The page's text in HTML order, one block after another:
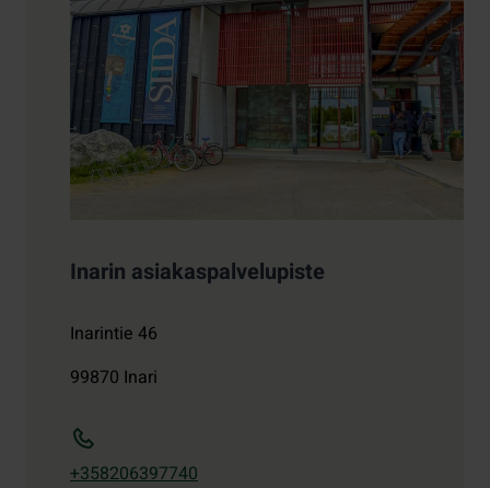
Inarin asiakaspalvelupiste
Inarintie 46
99870 Inari
+358206397740